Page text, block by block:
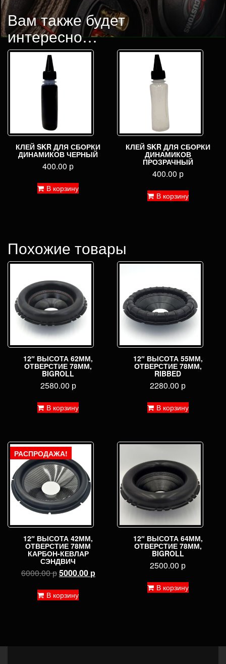
Вам также будет
интересно…
КЛЕЙ SKR ДЛЯ СБОРКИ
ДИНАМИКОВ ЧЕРНЫЙ
400.00 р
В корзину
КЛЕЙ SKR ДЛЯ СБОРКИ
ДИНАМИКОВ
ПРОЗРАЧНЫЙ
400.00 р
В корзину
Похожие товары
12″ ВЫСОТА 62ММ,
ОТВЕРСТИЕ 78ММ,
BIGROLL
2580.00 р
В корзину
12″ ВЫСОТА 55ММ,
ОТВЕРСТИЕ 78ММ,
RIBBED
2280.00 р
В корзину
РАСПРОДАЖА!
12″ ВЫСОТА 42ММ,
ОТВЕРСТИЕ 78ММ
КАРБОН-КЕВЛАР
СЭНДВИЧ
6000.00рПервоначальная
составляла
5000.00 рТекущая
В корзину
12″ ВЫСОТА 64ММ,
ОТВЕРСТИЕ 78ММ,
BIGROLL
2500.00 р
В корзину